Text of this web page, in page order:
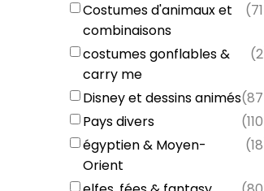
Costumes d'animaux et
combinaisons
(71
costumes gonflables &
carry me
(2
Disney et dessins animés(87
Pays divers
(110
égyptien & Moyen-
Orient
(18